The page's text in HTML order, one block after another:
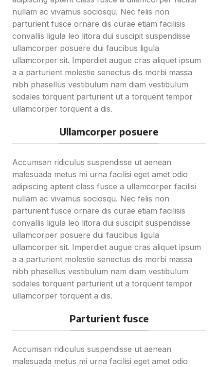
nullam ac vivamus sociosqu. Nec felis non
parturient fusce ornare dis curae etiam facilisis
convallis ligula leo litora dui suscipit suspendisse
ullamcorper posuere dui faucibus ligula
ullamcorper sit. Imperdiet augue cras aliquet ipsum
a a parturient molestie senectus dis morbi massa
nibh phasellus vestibulum nam diam vestibulum
sodales torquent parturient ut a torquent tempor
ullamcorper torquent a dis.
Ullamcorper posuere
Accumsan ridiculus suspendisse ut aenean
malesuada metus mi urna facilisi eget amet odio
adipiscing aptent class fusce a ullamcorper facilisi
nullam ac vivamus sociosqu. Nec felis non
parturient fusce ornare dis curae etiam facilisis
convallis ligula leo litora dui suscipit suspendisse
ullamcorper posuere dui faucibus ligula
ullamcorper sit. Imperdiet augue cras aliquet ipsum
a a parturient molestie senectus dis morbi massa
nibh phasellus vestibulum nam diam vestibulum
sodales torquent parturient ut a torquent tempor
ullamcorper torquent a dis.
Parturient fusce
Accumsan ridiculus suspendisse ut aenean
malesuada metus mi urna facilisi eget amet odio